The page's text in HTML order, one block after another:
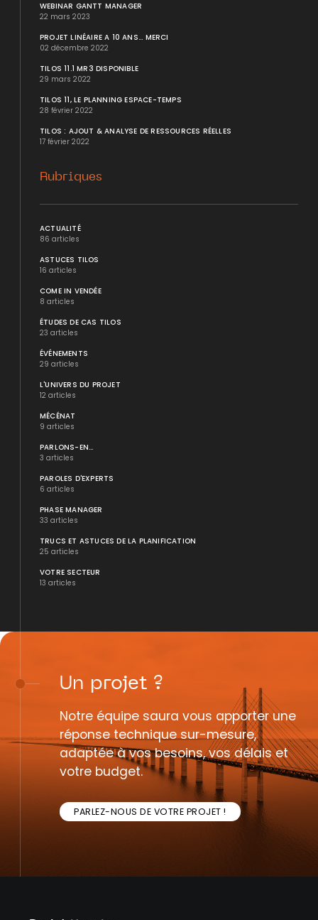
WEBINAR GANTT MANAGER
22 mars 2023
PROJET LINÉAIRE A 10 ANS... MERCI
02 décembre 2022
TILOS 11.1 MR3 DISPONIBLE
29 mars 2022
TILOS 11, LE PLANNING ESPACE-TEMPS
28 février 2022
TILOS : AJOUT & ANALYSE DE RESSOURCES RÉELLES
17 février 2022
Rubriques
ACTUALITÉ
86 articles
ASTUCES TILOS
16 articles
COME IN VENDÉE
8 articles
ÉTUDES DE CAS TILOS
23 articles
ÉVÉNEMENTS
29 articles
L'UNIVERS DU PROJET
12 articles
MÉCÉNAT
9 articles
PARLONS-EN...
3 articles
PAROLES D'EXPERTS
6 articles
PHASE MANAGER
33 articles
TRUCS ET ASTUCES DE LA PLANIFICATION
25 articles
VOTRE SECTEUR
13 articles
Un projet ?
Notre équipe saura vous apporter une
réponse technique sur-mesure,
adaptée à vos besoins, vos délais et
votre budget.
PARLEZ-NOUS DE VOTRE PROJET !